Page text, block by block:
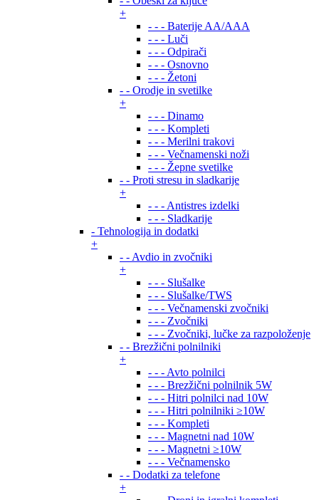
+
- - - Baterije AA/AAA
- - - Luči
- - - Odpirači
- - - Osnovno
- - - Žetoni
- - Orodje in svetilke
+
- - - Dinamo
- - - Kompleti
- - - Merilni trakovi
- - - Večnamenski noži
- - - Žepne svetilke
- - Proti stresu in sladkarije
+
- - - Antistres izdelki
- - - Sladkarije
- Tehnologija in dodatki
+
- - Avdio in zvočniki
+
- - - Slušalke
- - - Slušalke/TWS
- - - Večnamenski zvočniki
- - - Zvočniki
- - - Zvočniki, lučke za razpoloženje
- - Brezžični polnilniki
+
- - - Avto polnilci
- - - Brezžični polnilnik 5W
- - - Hitri polnilci nad 10W
- - - Hitri polnilniki ≥10W
- - - Kompleti
- - - Magnetni nad 10W
- - - Magnetni ≥10W
- - - Večnamensko
- - Dodatki za telefone
+